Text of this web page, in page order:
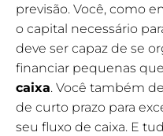
previsão. Você, como
o capital necessário
deve ser capaz de se
financiar pequenas
caixa. Você também
de curto prazo para
seu fluxo de caixa. E